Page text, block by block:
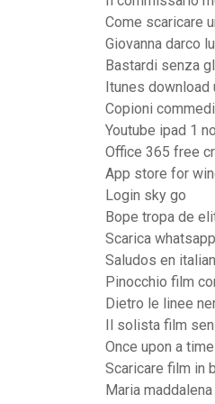
Come scaricare
Giovanna darco
Bastardi senza
Itunes
Copioni
Youtube ipad 1
Office 365 free
App store for
Login sky go
Bope tropa de
Scarica
Saludos en
Pinocchio film
Dietro le linee
Il solista film
Once upon a
Scaricare film in
Maria